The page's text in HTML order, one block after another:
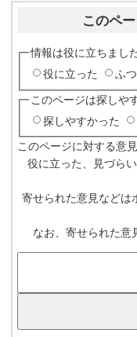
このペ
情報は役に立ちまし
役に立った
ふ
このページは探しや
探しやすかった
このページに対する意
役に立った、見づら
寄せられた意見などは
なお、寄せられた意